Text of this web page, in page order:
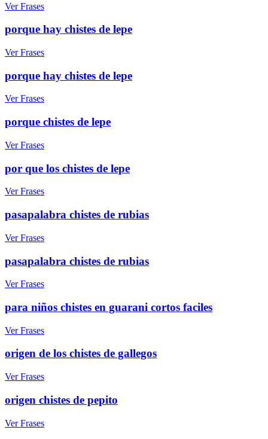
Ver Frases
porque hay chistes de lepe
Ver Frases
porque hay chistes de lepe
Ver Frases
porque chistes de lepe
Ver Frases
por que los chistes de lepe
Ver Frases
pasapalabra chistes de rubias
Ver Frases
pasapalabra chistes de rubias
Ver Frases
para niños chistes en guarani cortos faciles
Ver Frases
origen de los chistes de gallegos
Ver Frases
origen chistes de pepito
Ver Frases